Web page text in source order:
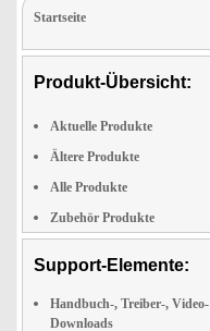
Startseite
Produkt-Übersicht:
Aktuelle Produkte
Ältere Produkte
Alle Produkte
Zubehör Produkte
Support-Elemente:
Handbuch-, Treiber-, Video-
Downloads